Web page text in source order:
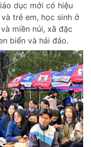
dục mới có hiệu
trẻ em, học sinh ở
miền núi, xã đặc
biển và hải đảo.